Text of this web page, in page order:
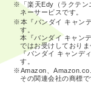
※「楽天Edy（ラクテン
ネーサービスです。
※本『バンダイ キャン
す。
本『バンダイ キャン
ではお受けしておりま
『バンダイ キャンデ
す。
※Amazon、
その関連会社の商標で